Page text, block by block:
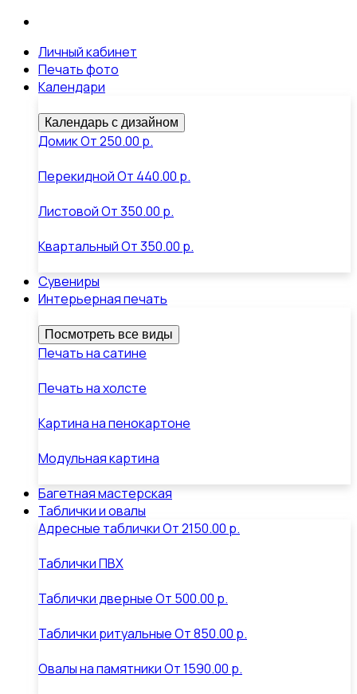
Личный кабинет
Печать фото
Календари
Календарь с дизайном
ДомикОт250.00 р.
ПерекиднойОт 440.00 р.
ЛистовойОт350.00 р.
КвартальныйОт350.00 р.
Сувениры
Интерьерная печать
Посмотреть все виды
Печать на сатине
Печать на холсте
Картина на пенокартоне
Модульная картина
Багетная мастерская
Таблички и овалы
Адресные табличкиОт2150.00 р.
Таблички ПВХ
Таблички дверныеОт 500.00 р.
Таблички ритуальныеОт850.00 р.
Овалы на памятникиОт1590.00 р.